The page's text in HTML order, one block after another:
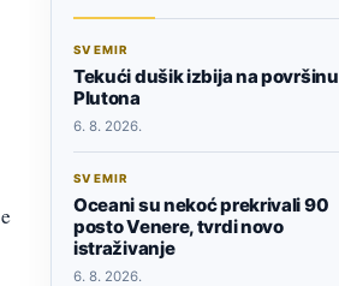
SVEMIR
Tekući dušik izbija na površinu
Plutona
6. 8. 2026.
SVEMIR
Oceani su nekoć prekrivali 90
posto Venere, tvrdi novo
istraživanje
6. 8. 2026.